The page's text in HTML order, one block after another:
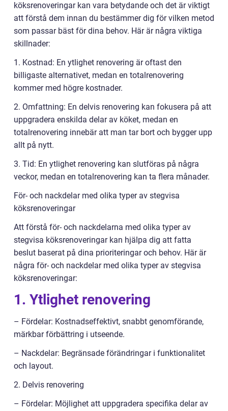
köksrenoveringar kan vara betydande och det är viktigt
att förstå dem innan du bestämmer dig för vilken metod
som passar bäst för dina behov. Här är några viktiga
skillnader:
1. Kostnad: En ytlighet renovering är oftast den
billigaste alternativet, medan en totalrenovering
kommer med högre kostnader.
2. Omfattning: En delvis renovering kan fokusera på att
uppgradera enskilda delar av köket, medan en
totalrenovering innebär att man tar bort och bygger upp
allt på nytt.
3. Tid: En ytlighet renovering kan slutföras på några
veckor, medan en totalrenovering kan ta flera månader.
För- och nackdelar med olika typer av stegvisa
köksrenoveringar
Att förstå för- och nackdelarna med olika typer av
stegvisa köksrenoveringar kan hjälpa dig att fatta
beslut baserat på dina prioriteringar och behov. Här är
några för- och nackdelar med olika typer av stegvisa
köksrenoveringar:
1. Ytlighet renovering
– Fördelar: Kostnadseffektivt, snabbt genomförande,
märkbar förbättring i utseende.
– Nackdelar: Begränsade förändringar i funktionalitet
och layout.
2. Delvis renovering
– Fördelar: Möjlighet att uppgradera specifika delar av